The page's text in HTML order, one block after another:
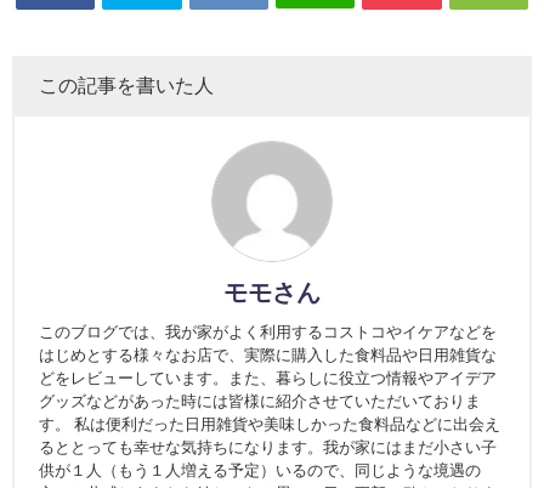
この記事を書いた人
モモさん
このブログでは、我が家がよく利用するコストコやイケアなどを
はじめとする様々なお店で、実際に購入した食料品や日用雑貨な
どをレビューしています。また、暮らしに役立つ情報やアイデア
グッズなどがあった時には皆様に紹介させていただいておりま
す。 私は便利だった日用雑貨や美味しかった食料品などに出会え
るととっても幸せな気持ちになります。我が家にはまだ小さい子
供が１人（もう１人増える予定）いるので、同じような境遇の